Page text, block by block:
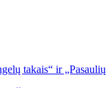
takais“ ir „Pasaulių